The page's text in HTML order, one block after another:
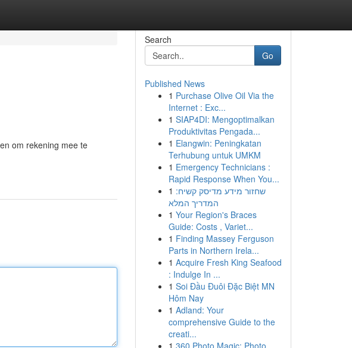
om rekening mee te
Search
Go
Published News
1 Purchase Olive Oil Via the
Internet : Exc...
1 SIAP4DI: Mengoptimalkan
Produktivitas Pengada...
1 Elangwin: Peningkatan
Terhubung untuk UMKM
1 Emergency Technicians :
Rapid Response When You...
1 שחזור מידע מדיסק קשיח:
המדריך המלא
1 Your Region's Braces
Guide: Costs , Variet...
1 Finding Massey Ferguson
Parts in Northern Irela...
1 Acquire Fresh King Seafood
: Indulge In ...
1 Soi Đầu Đuôi Đặc Biệt MN
Hôm Nay
1 Adland: Your
comprehensive Guide to the
creati...
1 360 Photo Magic: Photo